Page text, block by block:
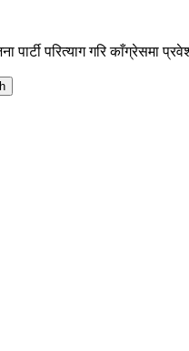
पार्टी परित्याग गरि काँग्रेसमा